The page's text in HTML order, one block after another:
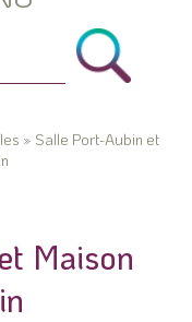
» Salle Port-Aubin et
Maison